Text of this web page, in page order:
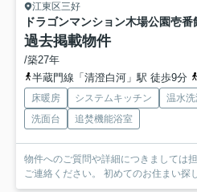
江東区三好
ドラゴンマンション木場公園壱番
過去掲載物件
/築27年
半蔵門線「清澄白河」駅 徒歩9分
床暖房 システムキッチン 温水
洗面台
追焚機能浴室
物件へのご質問や詳細につきましては
ご連絡ください。 初めてのお